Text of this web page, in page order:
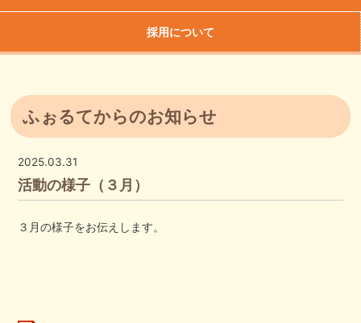
採用について
ふぉるてからのお知らせ
2025.03.31
活動の様子（３月）
３月の様子をお伝えします。